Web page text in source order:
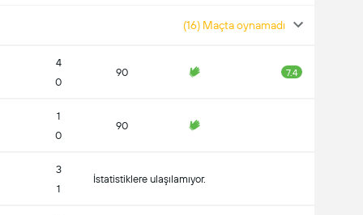
(16) Maçta oynamadı
4
0
90 7.4
1
0
90
3
1
İstatistiklere ulaşılamıyor.